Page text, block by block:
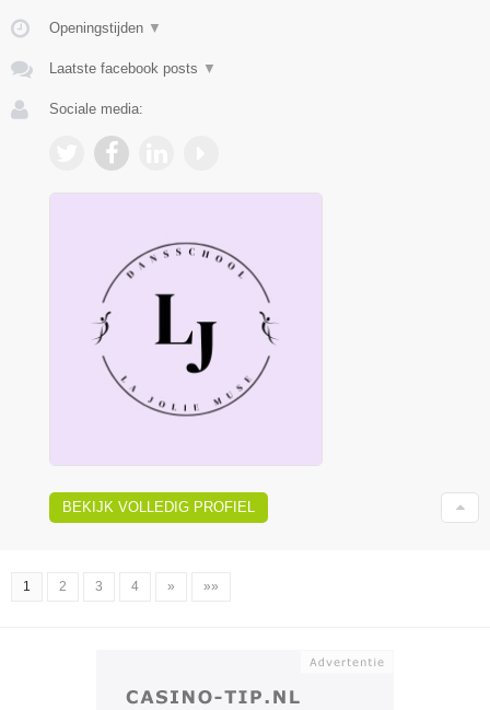
Openingstijden ▼
Laatste facebook posts ▼
Sociale media:
BEKIJK VOLLEDIG PROFIEL
1 2 3 4 » »»